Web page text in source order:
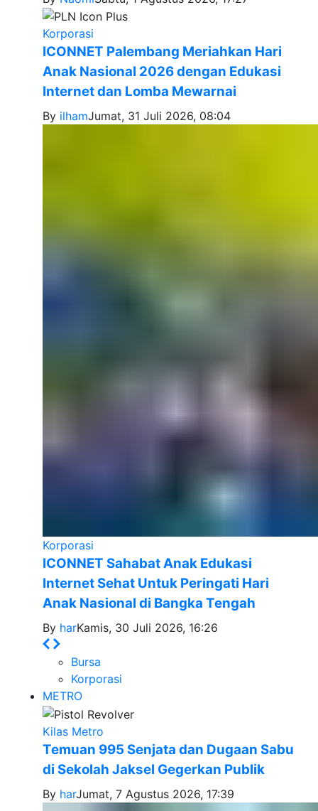
Korporasi
ICONNET Palembang Meriahkan Hari
Anak Nasional 2026 dengan Edukasi
Internet dan Lomba Mewarnai
By ilhamJumat, 31 Juli 2026, 08:04
Korporasi
ICONNET Sahabat Anak Edukasi
Internet Sehat Untuk Peringati Hari
Anak Nasional di Bangka Tengah
By harKamis, 30 Juli 2026, 16:26
Bursa
Korporasi
METRO
Kilas Metro
Temuan 995 Senjata dan Dugaan Sabu
di Sekolah Jaksel Gegerkan Publik
By harJumat, 7 Agustus 2026, 17:39